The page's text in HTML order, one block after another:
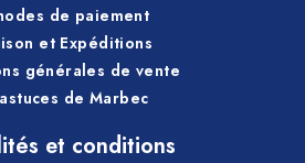
de paiement
et Expéditions
générales de vente
de Marbec
et conditions